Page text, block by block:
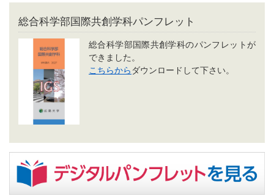
総合科学部国際共創学科パンフレット
総合科学部国際共創学科のパンフレットが
できました。
こちらから ダウンロードして下さい。